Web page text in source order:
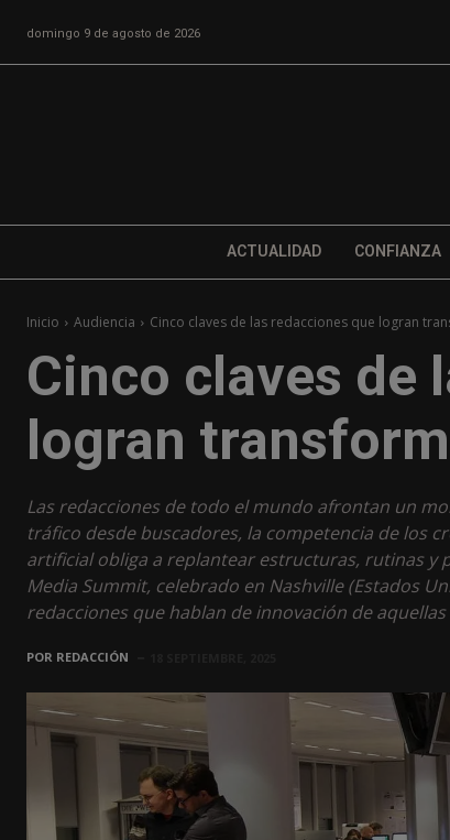
domingo 9 de agosto de 2026
ACTUALIDAD CONFIANZA
Inicio Audiencia Cinco claves de las redacciones que logran
Cinco claves de
logran
Las redacciones de todo el mundo afrontan un
tráfico desde buscadores, la competencia de los
artificial obliga a replantear estructuras, rutinas y
Media Summit, celebrado en Nashville (Estados
redacciones que hablan de innovación de
POR REDACCIÓN